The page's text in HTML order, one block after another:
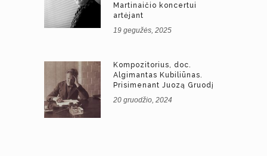
Martinaičio koncertui
artėjant
19 gegužės, 2025
Kompozitorius, doc.
Algimantas Kubiliūnas.
Prisimenant Juozą Gruodį
20 gruodžio, 2024